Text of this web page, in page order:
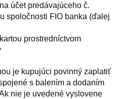
účet predávajúceho č.
spoločnosti FIO banka (ďalej
prostredníctvom
je kupujúci povinný zaplatiť
s balením a dodaním
nie je uvedené vyslovene